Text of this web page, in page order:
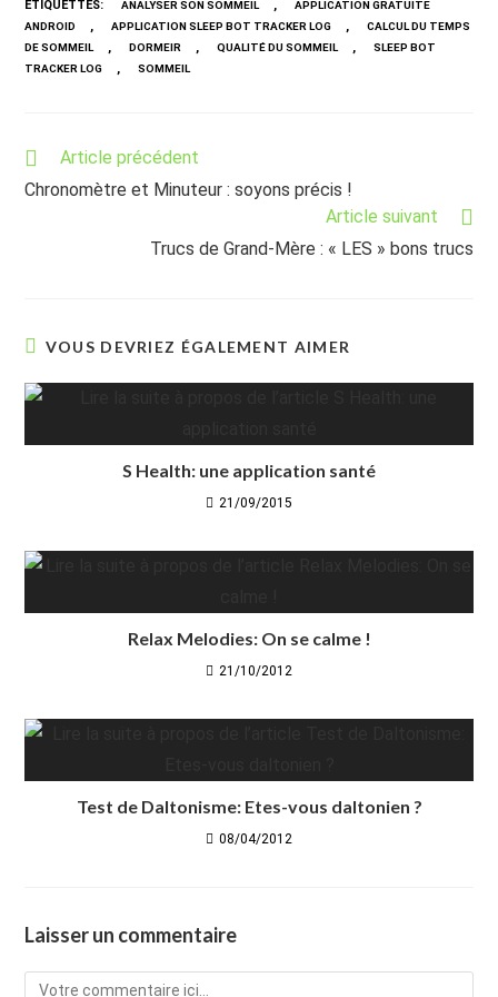
ÉTIQUETTES: ANALYSER SON SOMMEIL ,
APPLICATION GRATUITE
ANDROID
, APPLICATION SLEEP BOT TRACKER LOG ,
CALCUL DU TEMPS
DE SOMMEIL
, DORMEIR , QUALITÉ DU SOMMEIL ,
SLEEP BOT
TRACKER LOG
, SOMMEIL
Read
articles
Article précédent
Chronomètre et Minuteur : soyons précis !
Article suivant
Trucs de Grand-Mère : « LES » bons trucs
VOUS DEVRIEZ ÉGALEMENT AIMER
S Health: une application santé
21/09/2015
Relax Melodies: On se calme !
21/10/2012
Test de Daltonisme: Etes-vous daltonien ?
08/04/2012
Laisser un commentaire
Comment